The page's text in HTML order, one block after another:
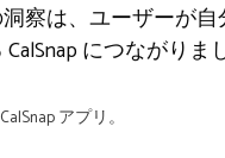
察は、ユーザーが
CalSnap につながりま
アプリ。